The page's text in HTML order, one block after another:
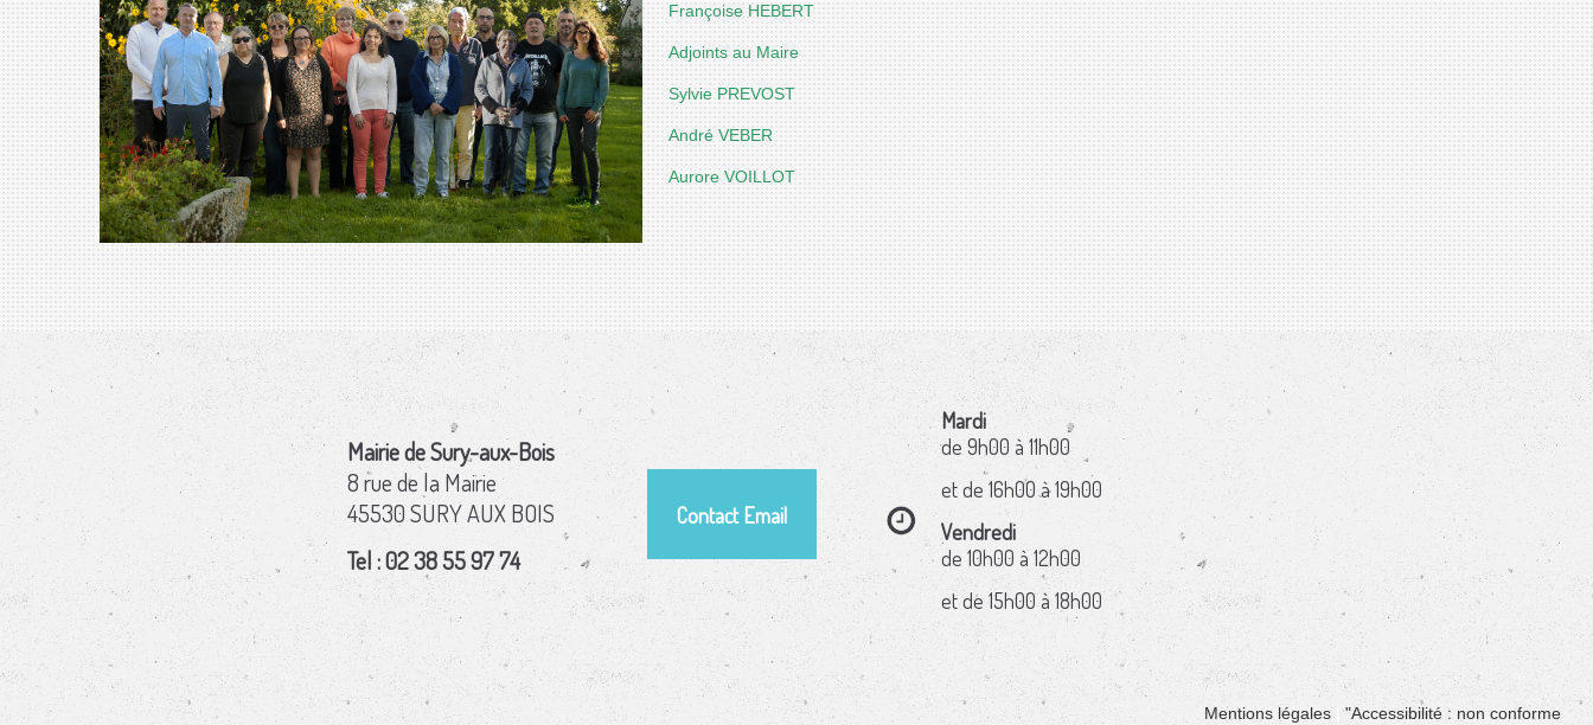
Françoise HEBERT
Adjoints au Maire
Sylvie PREVOST
André VEBER
Aurore VOILLOT
Mairie de Sury-aux-Bois
8 rue de la Mairie
45530 SURY AUX BOIS
Tel : 02 38 55 97 74
Contact Email
Mardi
de 9h00 à 11h00
et de 16h00 à 19h00
Vendredi
de 10h00 à 12h00
et de 15h00 à 18h00
Mentions légales "Accessibilité : non conforme